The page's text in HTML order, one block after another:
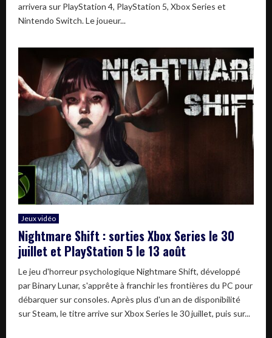
arrivera sur PlayStation 4, PlayStation 5, Xbox Series et
Nintendo Switch. Le joueur...
Jeux vidéo
Nightmare Shift : sorties Xbox Series le 30
juillet et PlayStation 5 le 13 août
Le jeu d'horreur psychologique Nightmare Shift, développé
par Binary Lunar, s'apprête à franchir les frontières du PC pour
débarquer sur consoles. Après plus d'un an de disponibilité
sur Steam, le titre arrive sur Xbox Series le 30 juillet, puis sur...